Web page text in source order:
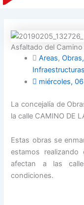
Asfaltado del
Areas,
Infraestructuras
miércoles,
La concejalía de
la calle CAMINO DE
Estas obras se
estamos
afectan a las
condiciones.